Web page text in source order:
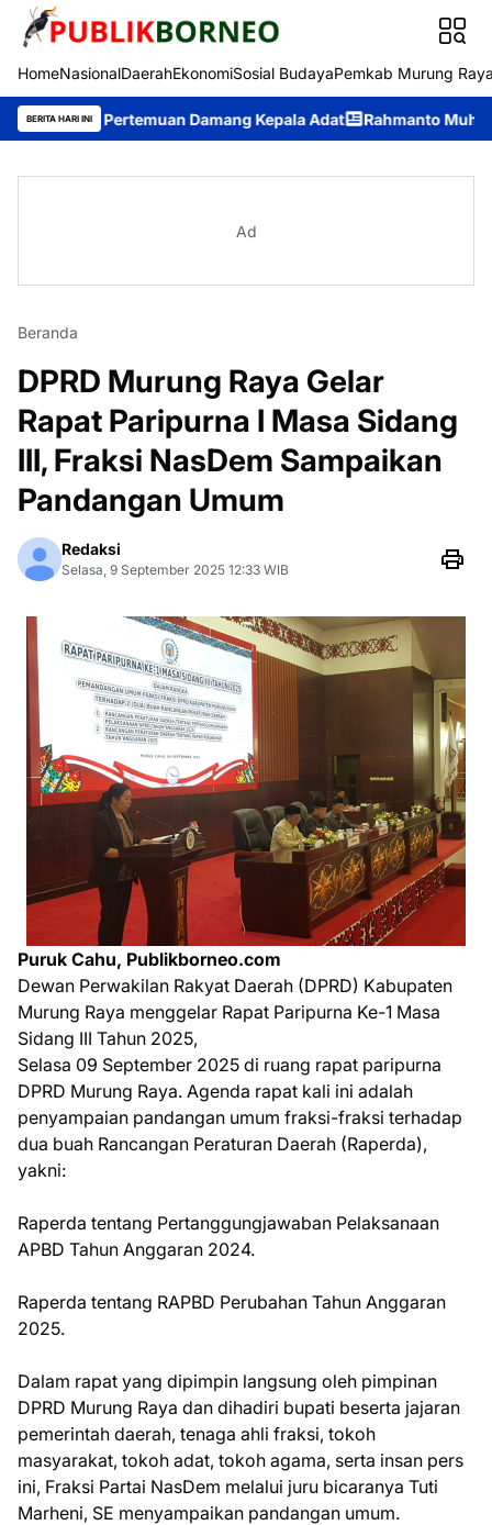
HomeNasionalDaerahEkonomiSosial BudayaPemkab Murung
BERITA HARI INI
Pertemuan Damang Kepala Adat Rahmanto Muhidin: Politik
Ad
Beranda
DPRD Murung Raya Gelar
Rapat Paripurna I Masa Sidang
III, Fraksi NasDem Sampaikan
Pandangan Umum
Redaksi
Selasa, 9 September 2025 12:33 WIB
Puruk Cahu, Publikborneo.com
Dewan Perwakilan Rakyat Daerah (DPRD) Kabupaten
Murung Raya menggelar Rapat Paripurna Ke-1 Masa
Sidang III Tahun 2025,
Selasa 09 September 2025 di ruang rapat paripurna
DPRD Murung Raya. Agenda rapat kali ini adalah
penyampaian pandangan umum fraksi-fraksi terhadap
dua buah Rancangan Peraturan Daerah (Raperda),
yakni:
Raperda tentang Pertanggungjawaban Pelaksanaan
APBD Tahun Anggaran 2024.
Raperda tentang RAPBD Perubahan Tahun Anggaran
2025.
Dalam rapat yang dipimpin langsung oleh pimpinan
DPRD Murung Raya dan dihadiri bupati beserta jajaran
pemerintah daerah, tenaga ahli fraksi, tokoh
masyarakat, tokoh adat, tokoh agama, serta insan pers
ini, Fraksi Partai NasDem melalui juru bicaranya Tuti
Marheni, SE menyampaikan pandangan umum.